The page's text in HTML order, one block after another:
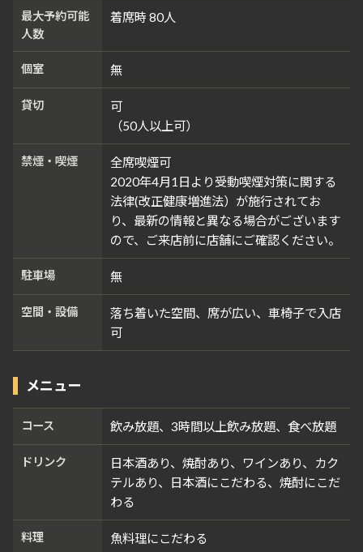
最大予約可能
人数
着席時 80人
個室 無
貸切
可
（50人以上可）
禁煙・喫煙
全席喫煙可
2020年4月1日より受動喫煙対策に関する
法律(改正健康増進法）が施行されてお
り、最新の情報と異なる場合がございます
ので、ご来店前に店舗にご確認ください。
駐車場 無
空間・設備
落ち着いた空間、席が広い、車椅子で入店
可
メニュー
コース 飲み放題、3時間以上飲み放題、食べ放題
ドリンク
日本酒あり、焼酎あり、ワインあり、カク
テルあり、日本酒にこだわる、焼酎にこだ
わる
料理 魚料理にこだわる